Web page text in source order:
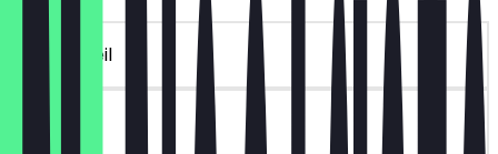
~3 € Vorteil
90 Tage